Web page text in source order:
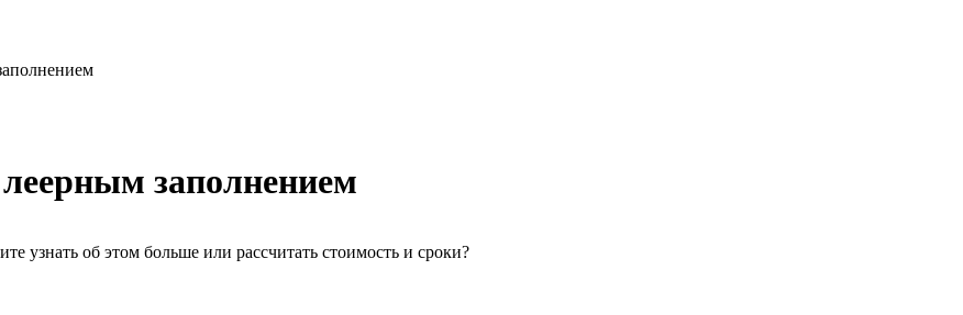
заполнением
узнать об этом больше или рассчитать стоимость и сроки?